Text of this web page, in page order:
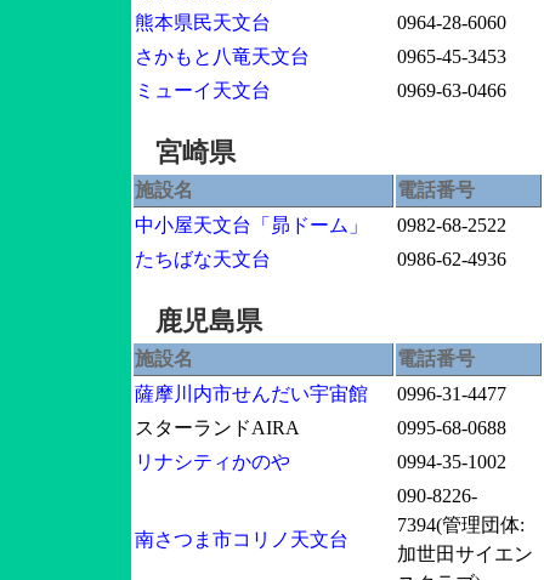
熊本県民天文台
0964-28-6060
さかもと八竜天文台
0965-45-3453
ミューイ天文台
0969-63-0466
宮崎県
施設名
電話番号
中小屋天文台「昴ドーム」
0982-68-2522
たちばな天文台
0986-62-4936
鹿児島県
施設名
電話番号
薩摩川内市せんだい宇宙館
0996-31-4477
スターランドAIRA
0995-68-0688
リナシティかのや
0994-35-1002
南さつま市コリノ天文台
090-8226-
7394(管理団体:
加世田サイエン